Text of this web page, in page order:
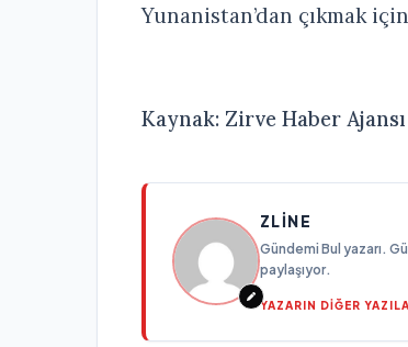
Yunanistan’dan çıkmak
Kaynak: Zirve Haber
ZLINE
Gündemi Bul yazarı.
paylaşıyor.
YAZARIN DİĞER